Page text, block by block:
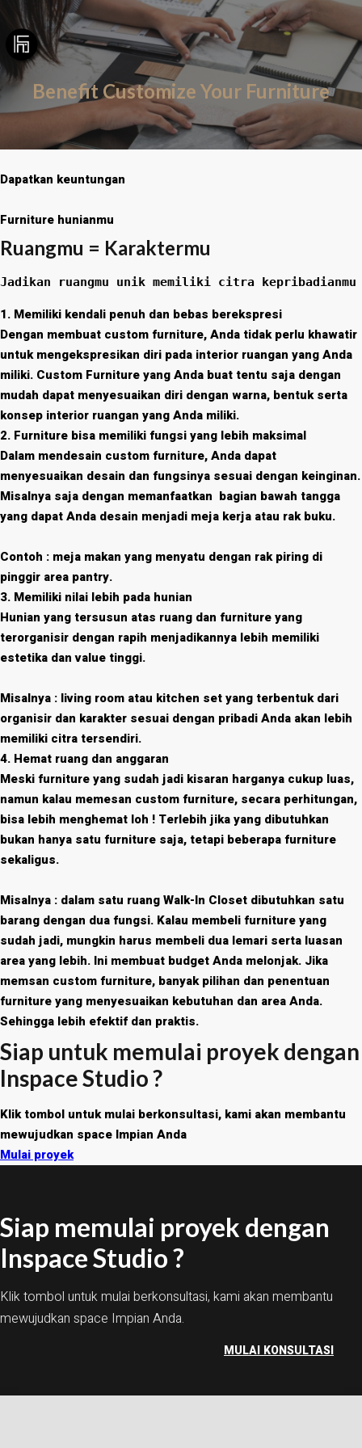
Benefit Customize Your Furniture
Dapatkan keuntungan
Furniture hunianmu
Ruangmu = Karaktermu
Jadikan ruangmu unik memiliki citra kepribadianmu
1. Memiliki kendali penuh dan bebas berekspresi
Dengan membuat custom furniture, Anda tidak perlu khawatir
untuk mengekspresikan diri pada interior ruangan yang Anda
miliki. Custom Furniture yang Anda buat tentu saja dengan
mudah dapat menyesuaikan diri dengan warna, bentuk serta
konsep interior ruangan yang Anda miliki.
2. Furniture bisa memiliki fungsi yang lebih maksimal
Dalam mendesain custom furniture, Anda dapat
menyesuaikan desain dan fungsinya sesuai dengan keinginan.
Misalnya saja dengan memanfaatkan bagian bawah tangga
yang dapat Anda desain menjadi meja kerja atau rak buku.
Contoh : meja makan yang menyatu dengan rak piring di
pinggir area pantry.
3. Memiliki nilai lebih pada hunian
Hunian yang tersusun atas ruang dan furniture yang
terorganisir dengan rapih menjadikannya lebih memiliki
estetika dan value tinggi.
Misalnya : living room atau kitchen set yang terbentuk dari
organisir dan karakter sesuai dengan pribadi Anda akan lebih
memiliki citra tersendiri.
4. Hemat ruang dan anggaran
Meski furniture yang sudah jadi kisaran harganya cukup luas,
namun kalau memesan custom furniture, secara perhitungan,
bisa lebih menghemat loh ! Terlebih jika yang dibutuhkan
bukan hanya satu furniture saja, tetapi beberapa furniture
sekaligus.
Misalnya : dalam satu ruang Walk-In Closet dibutuhkan satu
barang dengan dua fungsi. Kalau membeli furniture yang
sudah jadi, mungkin harus membeli dua lemari serta luasan
area yang lebih. Ini membuat budget Anda melonjak. Jika
memsan custom furniture, banyak pilihan dan penentuan
furniture yang menyesuaikan kebutuhan dan area Anda.
Sehingga lebih efektif dan praktis.
Siap untuk memulai proyek dengan
Inspace Studio ?
Klik tombol untuk mulai berkonsultasi, kami akan membantu
mewujudkan space Impian Anda
Mulai proyek
Siap memulai proyek dengan
Inspace Studio ?
Klik tombol untuk mulai berkonsultasi, kami akan membantu
mewujudkan space Impian Anda.
MULAI KONSULTASI